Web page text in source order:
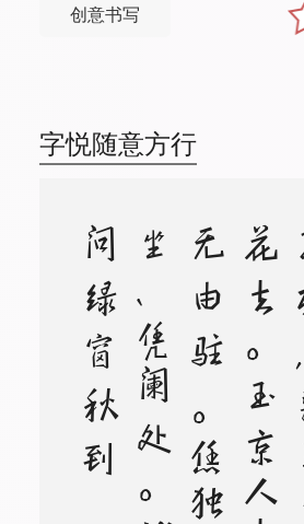
创意书写
字悦随意方行